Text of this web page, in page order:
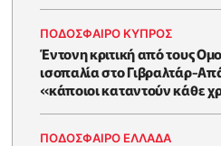
ΠΟΔΟΣΦΑΙΡΟ ΚΥΠΡΟΣ
Έντονη κριτική από τους
ισοπαλία στο Γιβραλτάρ-
«κάποιοι καταντούν κάθε
ΠΟΔΟΣΦΑΙΡΟ ΕΛΛΑΔΑ